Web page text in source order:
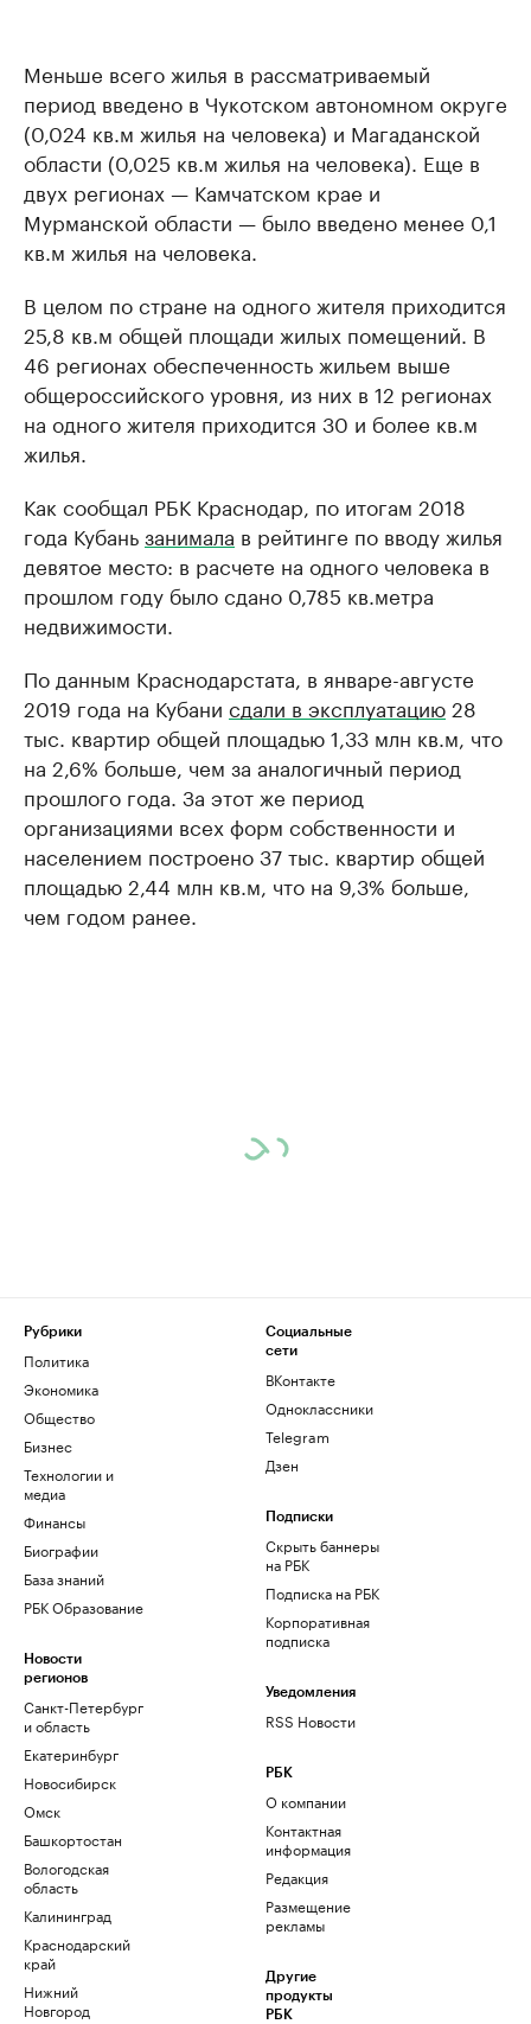
Меньше всего жилья в рассматриваемый
период введено в Чукотском автономном округе
(0,024 кв.м жилья на человека) и Магаданской
области (0,025 кв.м жилья на человека). Еще в
двух регионах — Камчатском крае и
Мурманской области — было введено менее 0,1
кв.м жилья на человека.
В целом по стране на одного жителя приходится
25,8 кв.м общей площади жилых помещений. В
46 регионах обеспеченность жильем выше
общероссийского уровня, из них в 12 регионах
на одного жителя приходится 30 и более кв.м
жилья.
Как сообщал РБК Краснодар, по итогам 2018
года Кубаньзанимала в рейтинге по вводу жилья
девятое место: в расчете на одного человека в
прошлом году было сдано 0,785 кв.метра
недвижимости.
По данным Краснодарстата, в январе-августе
2019 года на Кубани сдали в эксплуатацию 28
тыс. квартир общей площадью 1,33 млн кв.м, что
на 2,6% больше, чем за аналогичный период
прошлого года. За этот же период
организациями всех форм собственности и
населением построено 37 тыс. квартир общей
площадью 2,44 млн кв.м, что на 9,3% больше,
чем годом ранее.
Рубрики
Политика
Экономика
Общество
Бизнес
Технологии и
медиа
Финансы
Биографии
База знаний
РБК Образование
Новости
регионов
Санкт-Петербург
и область
Екатеринбург
Новосибирск
Омск
Башкортостан
Вологодская
область
Калининград
Краснодарский
край
Нижний
Новгород
Социальные
сети
ВКонтакте
Одноклассники
Telegram
Дзен
Подписки
Скрыть баннеры
на РБК
Подписка на РБК
Корпоративная
подписка
Уведомления
RSS Новости
РБК
О компании
Контактная
информация
Редакция
Размещение
рекламы
Другие
продукты
РБК